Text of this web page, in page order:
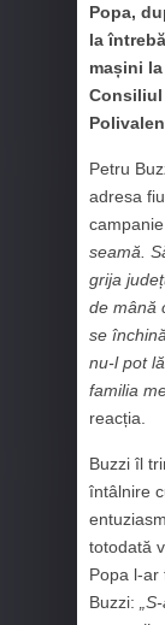
Popa,
la
mașini
Consiliul
Petru
adresa
seamă.
grija
de mână
se
nu-l pot
familia
reacția.
Buzzi îl
întâlnire
totodată
Popa l-ar
Buzzi: